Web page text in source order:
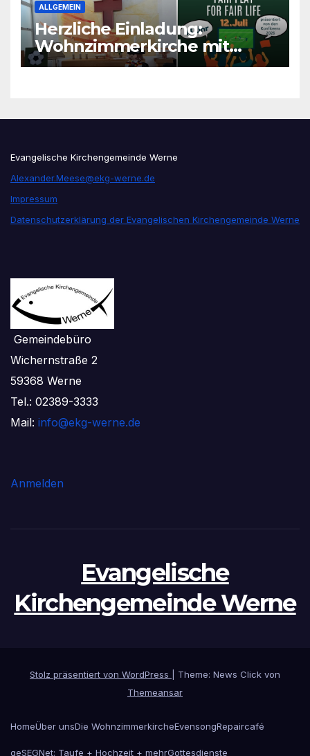
ALLGEMEIN
Herzliche Einladung:
Wohnzimmerkirche mit
unseren Konfis
Evangelische Kirchengemeinde Werne
Alexander.Meese@ekg-werne.de
Impressum
Datenschutzerklärung der Evangelischen Kirchengemeinde Werne
Gemeindebüro
Wichernstraße 2
59368 Werne
Tel.: 02389-3333
Mail: info@ekg-werne.de
Anmelden
Evangelische
Kirchengemeinde Werne
Stolz präsentiert von WordPress
Theme: News Click von
Themeansar
HomeÜber unsDie WohnzimmerkircheEvensongRepaircafé
geSEGNet: Taufe + Hochzeit + mehrGottesdienste